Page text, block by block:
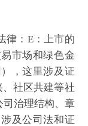
律：E：上市的
市场和绿色金
，这里涉及证
社区共建等社
司治理结构、章
及公司法和证